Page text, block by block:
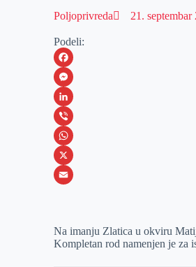
Poljoprivreda 21. septembar
Podeli:
F
a
c
e
b
o
M
e
s
s
e
e
L
i
n
k
I
V
i
b
W
h
s
X
a
Na imanju Zlatica u okviru
Kompletan rod namenjen je za